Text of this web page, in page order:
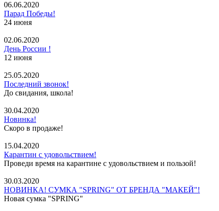
06.06.2020
Парад Победы!
24 июня
02.06.2020
День России !
12 июня
25.05.2020
Последний звонок!
До свидания, школа!
30.04.2020
Новинка!
Скоро в продаже!
15.04.2020
Карантин с удовольствием!
Проведи время на карантине с удовольствием и пользой!
30.03.2020
НОВИНКА! СУМКА "SPRING" ОТ БРЕНДА "МАКЕЙ"!
Новая сумка "SPRING"